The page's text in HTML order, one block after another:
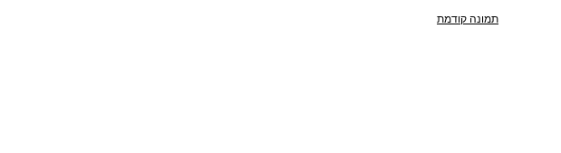
תמונה קודמת